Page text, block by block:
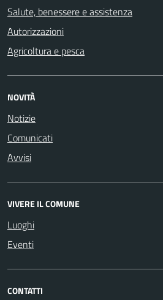
Salute, benessere e assistenza
Autorizzazioni
Agricoltura e pesca
NOVITÀ
Notizie
Comunicati
Avvisi
VIVERE IL COMUNE
Luoghi
Eventi
CONTATTI